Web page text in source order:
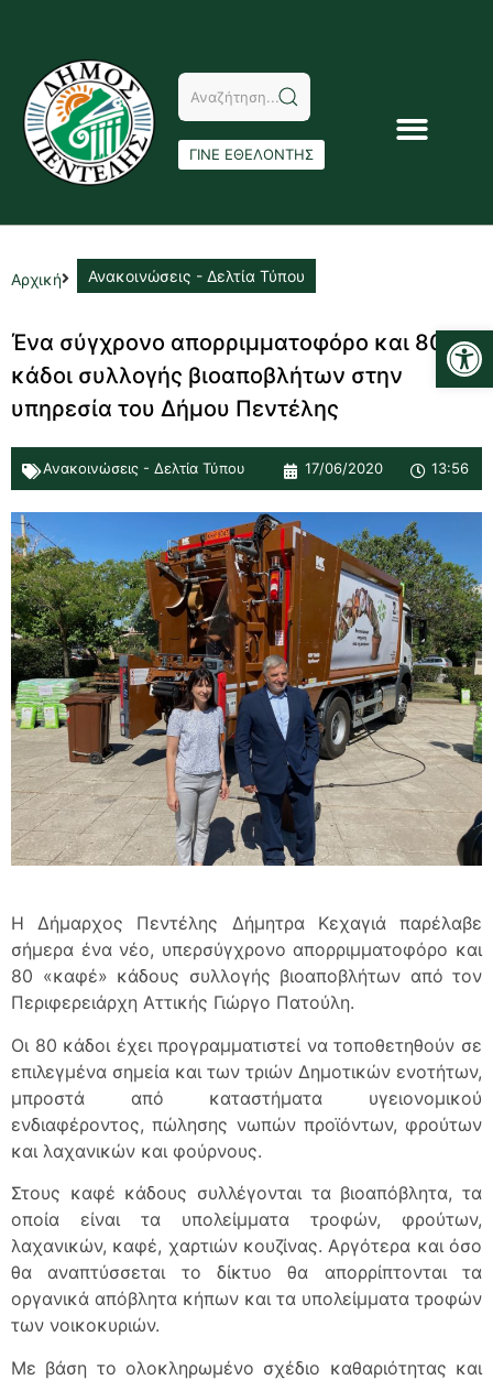
ΓΙΝΕ ΕΘΕΛΟΝΤΗΣ
Αρχική Ανακοινώσεις - Δελτία Τύπου
Ένα σύγχρονο απορριμματοφόρο και 80
κάδοι συλλογής βιοαποβλήτων στην
υπηρεσία του Δήμου Πεντέλης
Ανακοινώσεις - Δελτία Τύπου 17/06/2020 13:56
Η Δήμαρχος Πεντέλης Δήμητρα Κεχαγιά παρέλαβε
σήμερα ένα νέο, υπερσύγχρονο απορριμματοφόρο και
80 «καφέ» κάδους συλλογής βιοαποβλήτων από τον
Περιφερειάρχη Αττικής Γιώργο Πατούλη.
Οι 80 κάδοι έχει προγραμματιστεί να τοποθετηθούν σε
επιλεγμένα σημεία και των τριών Δημοτικών ενοτήτων,
μπροστά από καταστήματα υγειονομικού
ενδιαφέροντος, πώλησης νωπών προϊόντων, φρούτων
και λαχανικών και φούρνους.
Στους καφέ κάδους συλλέγονται τα βιοαπόβλητα, τα
οποία είναι τα υπολείμματα τροφών, φρούτων,
λαχανικών, καφέ, χαρτιών κουζίνας. Αργότερα και όσο
θα αναπτύσσεται το δίκτυο θα απορρίπτονται τα
οργανικά απόβλητα κήπων και τα υπολείμματα τροφών
των νοικοκυριών.
Με βάση το ολοκληρωμένο σχέδιο καθαριότητας και